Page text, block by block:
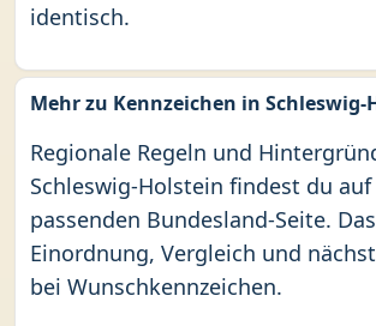
identisch.
Mehr zu Kennzeichen in Schleswig-
Regionale Regeln und
Schleswig-Holstein findest du
passenden Bundesland-Seite.
Einordnung, Vergleich und
bei Wunschkennzeichen.